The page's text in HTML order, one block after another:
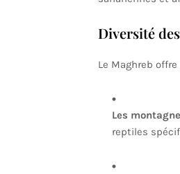
Diversité
Le Maghreb
Les
reptiles